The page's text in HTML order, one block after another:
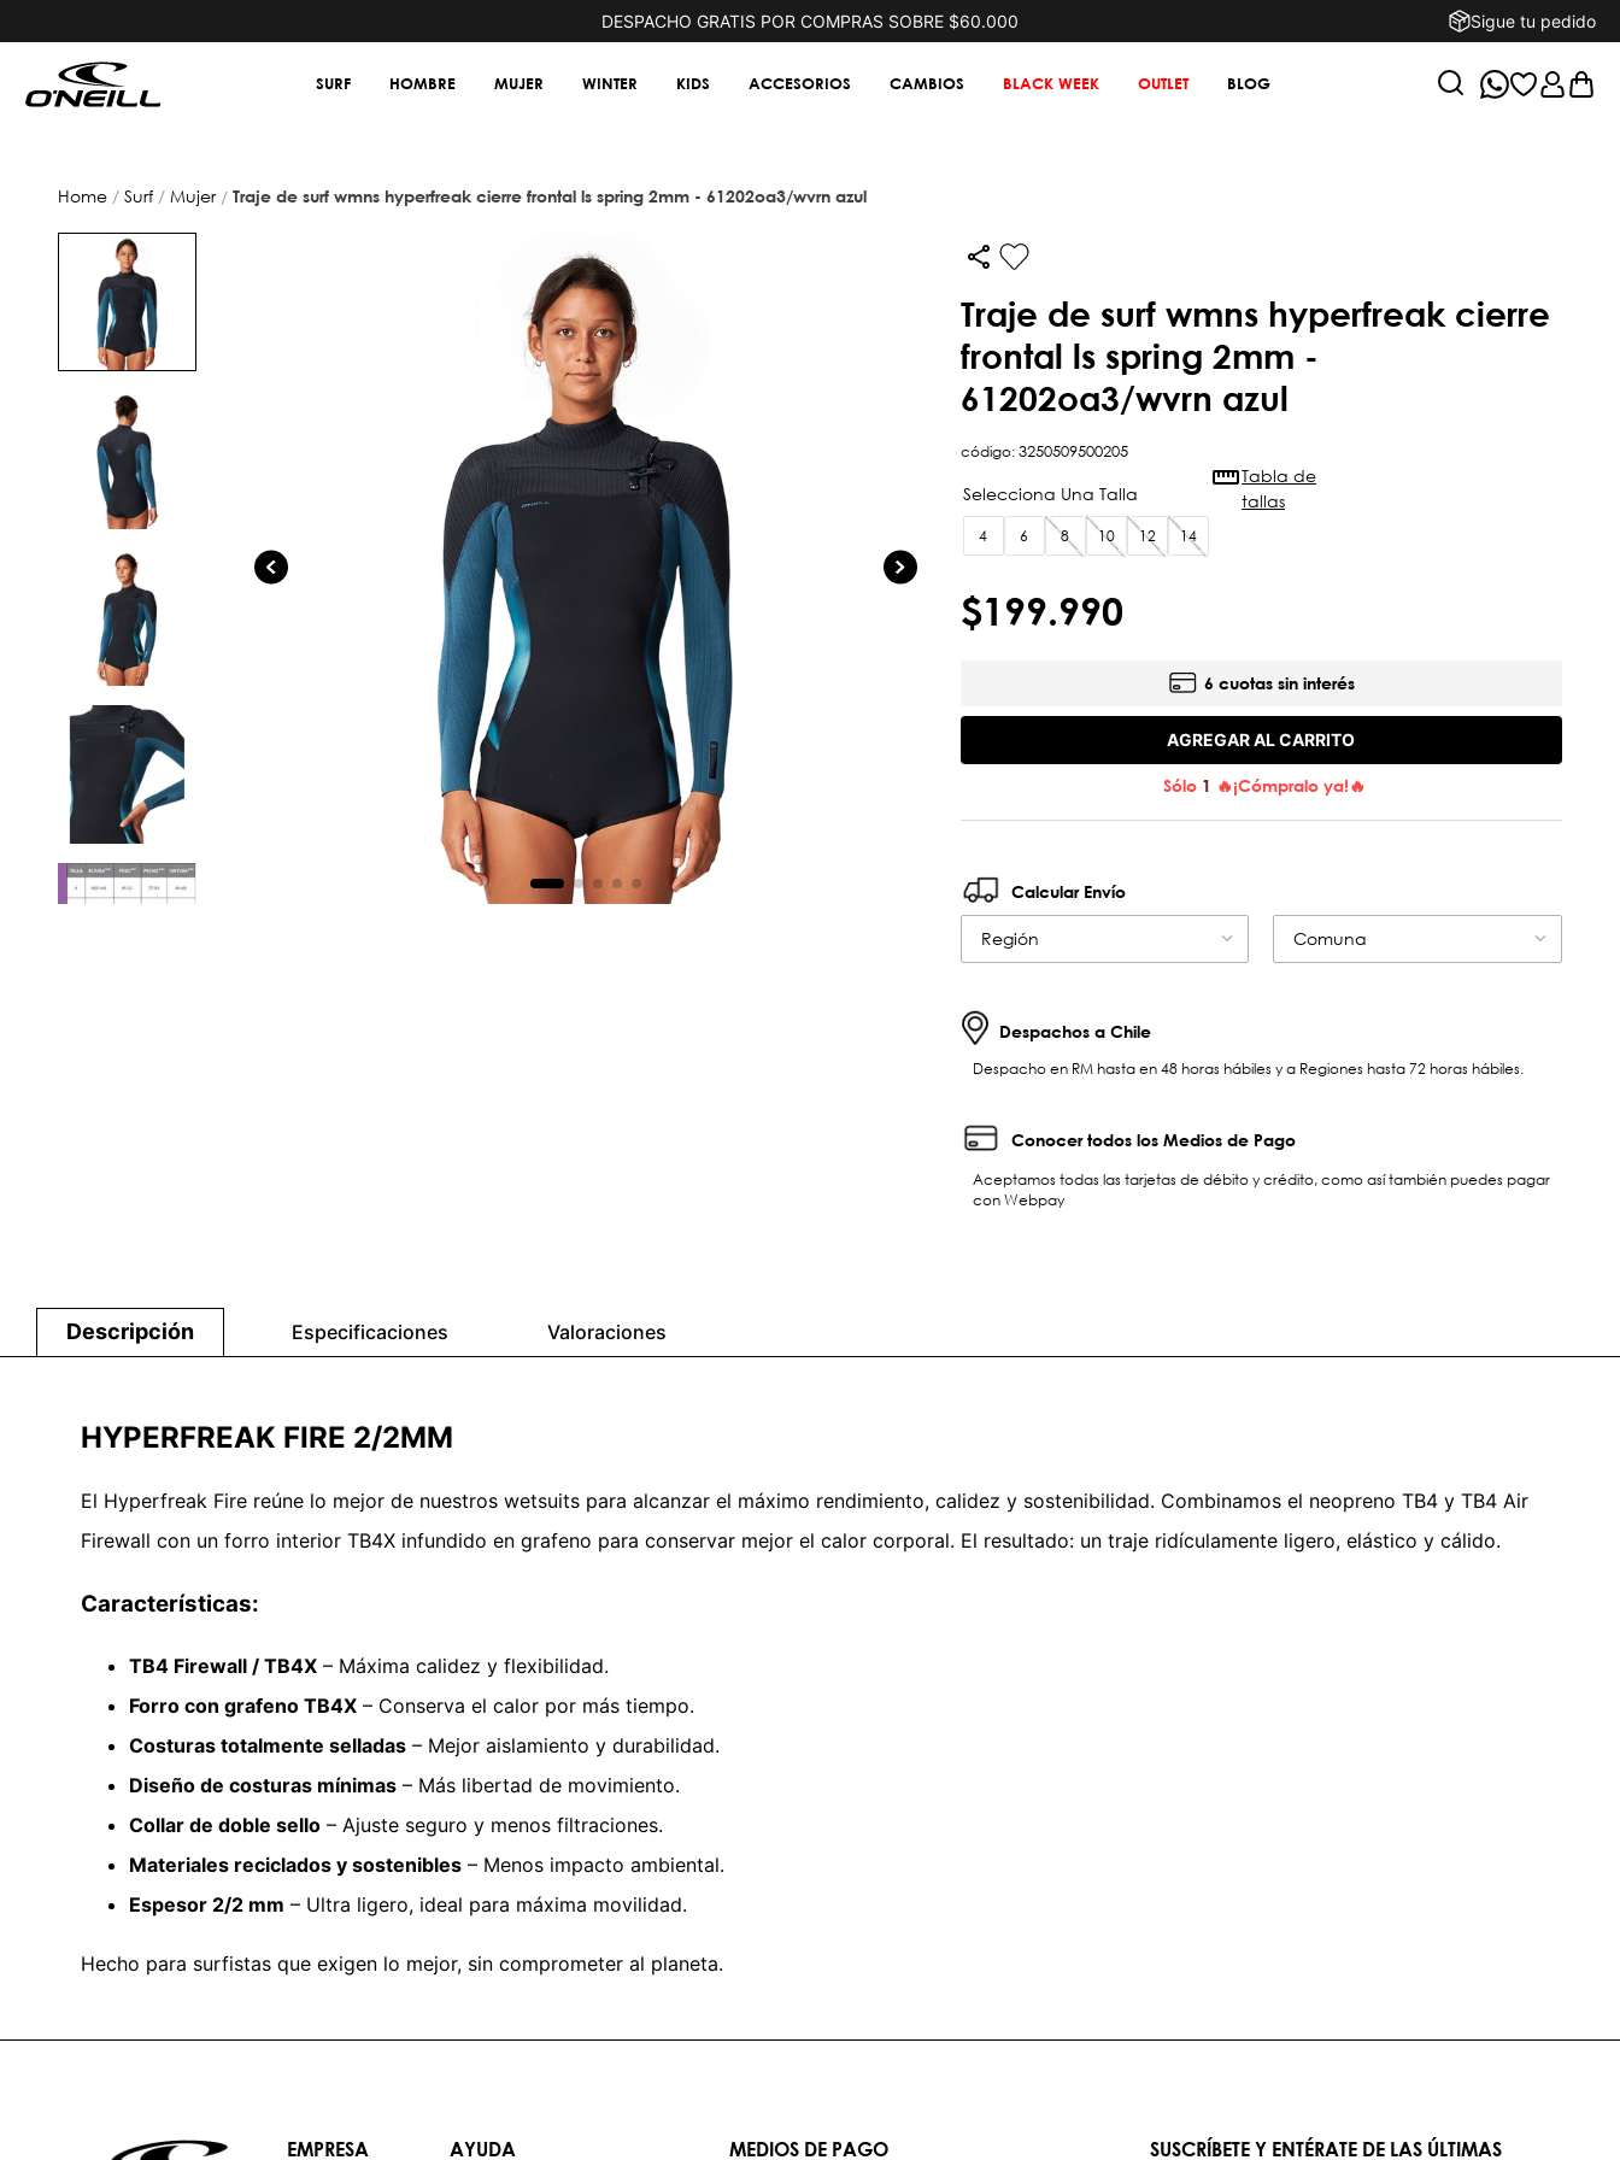
DESPACHO GRATIS POR COMPRAS SOBRE $60.000 Sigue tu pedido
SURF HOMBRE MUJER WINTER KIDS ACCESORIOS CAMBIOS BLACK WEEK OUTLET BLOG
surf mujer traje de surf wmns hyperfreak cierre frontal ls spring 2mm - 61202oa3/wvrn azul
traje de surf wmns hyperfreak cierre
frontal ls spring 2mm -
61202oa3/wvrn azul
código:3250509500205
4 6 8 10 12 14
Tabla de
tallas
$199.990
6 cuotas sin interés
AGREGAR AL CARRITO
Sólo 1 🔥¡Cómpralo ya!🔥
Calcular Envío
Región Comuna
Despachos a Chile
Despacho en RM hasta en 48 horas hábiles y a Regiones hasta 72 horas hábiles.
Conocer todos los Medios de Pago
Aceptamos todas las tarjetas de débito y crédito, como así también puedes pagar
con Webpay
Descripción Especificaciones Valoraciones
HYPERFREAK FIRE 2/2MM
El Hyperfreak Fire reúne lo mejor de nuestros wetsuits para alcanzar el máximo rendimiento, calidez y sostenibilidad. Combinamos el neopreno TB4 y TB4 Air
Firewall con un forro interior TB4X infundido en grafeno para conservar mejor el calor corporal. El resultado: un traje ridículamente ligero, elástico y cálido.
Características:
TB4 Firewall / TB4X – Máxima calidez y flexibilidad.
Forro con grafeno TB4X – Conserva el calor por más tiempo.
Costuras totalmente selladas – Mejor aislamiento y durabilidad.
Diseño de costuras mínimas – Más libertad de movimiento.
Collar de doble sello – Ajuste seguro y menos filtraciones.
Materiales reciclados y sostenibles – Menos impacto ambiental.
Espesor 2/2 mm – Ultra ligero, ideal para máxima movilidad.
Hecho para surfistas que exigen lo mejor, sin comprometer al planeta.
EMPRESA AYUDA MEDIOS DE PAGO
SUSCRÍBETE Y ENTÉRATE DE LAS ÚLTIMAS